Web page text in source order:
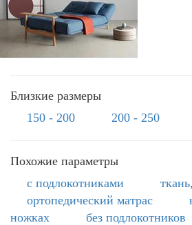
Близкие размеры
150 - 200
200 - 250
Похожие параметры
с подлокотниками
ортопедический матрас
ножках
без подлокотников